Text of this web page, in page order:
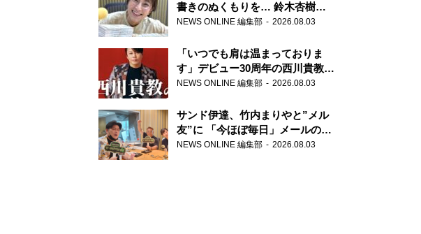
書きのぬくもりを… 鈴木杏樹の
直筆はがきが届く！
郵便局
NEWS ONLINE 編集部 2026.08.03
「いつでも肩は温まっておりま
す」デビュー30周年の西川貴教が
『オールナイトニッポン』に登
NEWS ONLINE 編集部 2026.08.03
サンド伊達、竹内まりやと”メル
友”に 「今ほぼ毎日」メールのや
り取り明かす
NEWS ONLINE 編集部 2026.08.03